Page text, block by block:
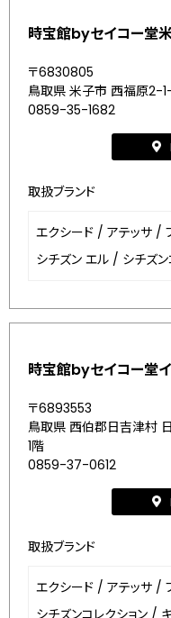
時宝館byセイコー堂
〒6830805
鳥取県 米子市 西福原2-
0859-35-1682
取扱ブランド
エクシード / アテッサ /
シチズン エル / シチズ
時宝館byセイコー堂
〒6893553
鳥取県 西伯郡日吉津村
1階
0859-37-0612
取扱ブランド
エクシード / アテッサ /
シチズンコレクション /